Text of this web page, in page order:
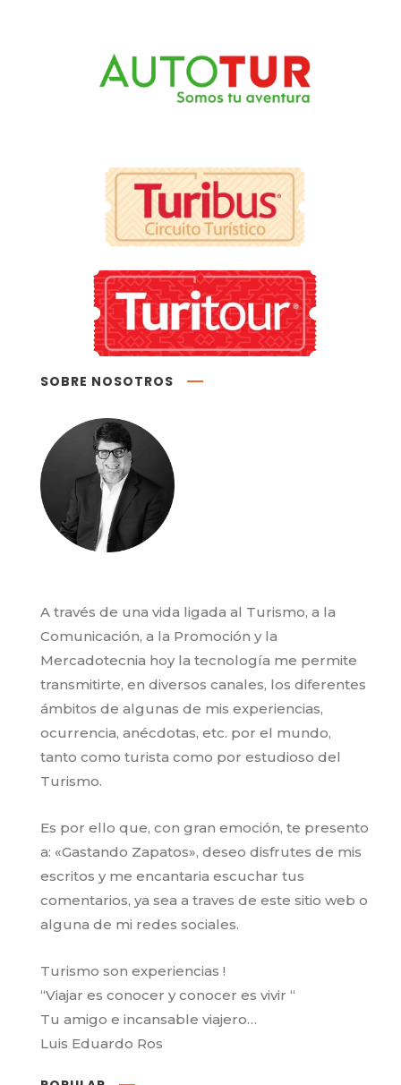
SOBRE NOSOTROS
A través de una vida ligada al Turismo, a la
Comunicación, a la Promoción y la
Mercadotecnia hoy la tecnología me permite
transmitirte, en diversos canales, los diferentes
ámbitos de algunas de mis experiencias,
ocurrencia, anécdotas, etc. por el mundo,
tanto como turista como por estudioso del
Turismo.
Es por ello que, con gran emoción, te presento
a: «Gastando Zapatos», deseo disfrutes de mis
escritos y me encantaria escuchar tus
comentarios, ya sea a traves de este sitio web o
alguna de mi redes sociales.
Turismo son experiencias !
“Viajar es conocer y conocer es vivir “
Tu amigo e incansable viajero…
Luis Eduardo Ros